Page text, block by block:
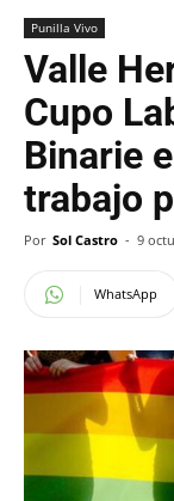
Punilla Vivo
Valle
Cupo
Binarie
trabajo
Por Sol Castro - 9
WhatsApp